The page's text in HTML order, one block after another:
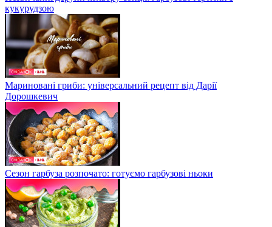
кукурудзою
Мариновані гриби: універсальний рецепт від Дарії
Дорошкевич
Сезон гарбуза розпочато: готуємо гарбузові ньоки